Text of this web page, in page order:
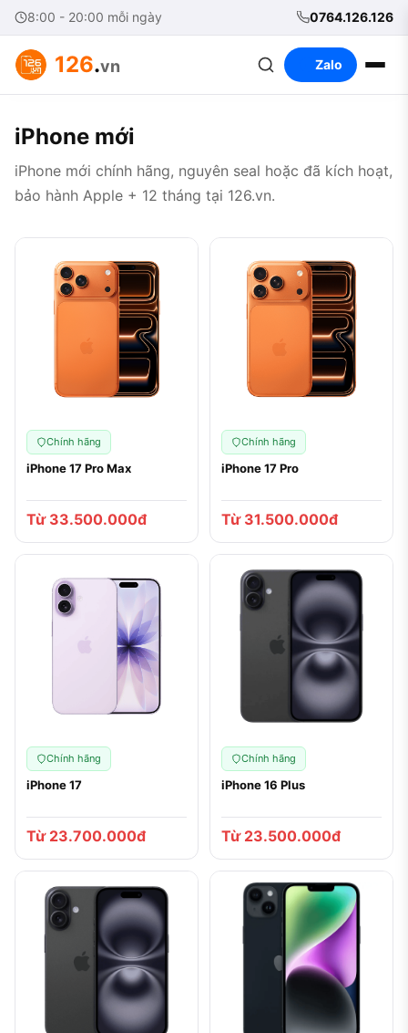
8:00 - 20:00 mỗi ngày 0764.126.126
126.vn Zalo
iPhone mới
iPhone mới chính hãng, nguyên seal hoặc đã kích hoạt,
bảo hành Apple + 12 tháng tại 126.vn.
Chính hãng
iPhone 17 Pro Max
Từ 33.500.000đ
Chính hãng
iPhone 17 Pro
Từ 31.500.000đ
Chính hãng
iPhone 17
Từ 23.700.000đ
Chính hãng
iPhone 16 Plus
Từ 23.500.000đ